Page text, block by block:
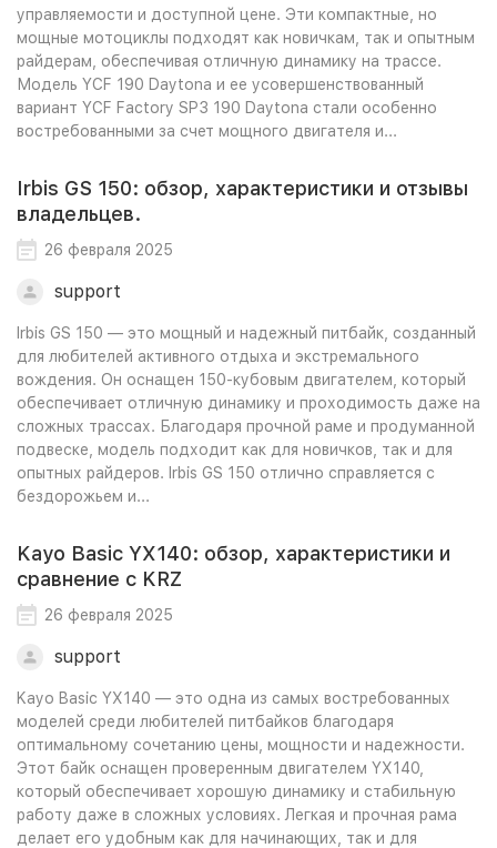
управляемости и доступной цене. Эти компактные, но
мощные мотоциклы подходят как новичкам, так и опытным
райдерам, обеспечивая отличную динамику на трассе.
Модель YCF 190 Daytona и ее усовершенствованный
вариант YCF Factory SP3 190 Daytona стали особенно
востребованными за счет мощного двигателя и...
Irbis GS 150: обзор, характеристики и отзывы
владельцев.
26 февраля 2025
support
Irbis GS 150 — это мощный и надежный питбайк, созданный
для любителей активного отдыха и экстремального
вождения. Он оснащен 150-кубовым двигателем, который
обеспечивает отличную динамику и проходимость даже на
сложных трассах. Благодаря прочной раме и продуманной
подвеске, модель подходит как для новичков, так и для
опытных райдеров. Irbis GS 150 отлично справляется с
бездорожьем и...
Kayo Basic YX140: обзор, характеристики и
сравнение с KRZ
26 февраля 2025
support
Kayo Basic YX140 — это одна из самых востребованных
моделей среди любителей питбайков благодаря
оптимальному сочетанию цены, мощности и надежности.
Этот байк оснащен проверенным двигателем YX140,
который обеспечивает хорошую динамику и стабильную
работу даже в сложных условиях. Легкая и прочная рама
делает его удобным как для начинающих, так и для